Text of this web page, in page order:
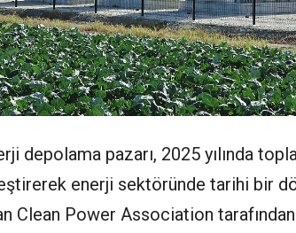
depolama pazarı, 2025 yılında
enerji sektöründe tarihi bir
Clean Power Association